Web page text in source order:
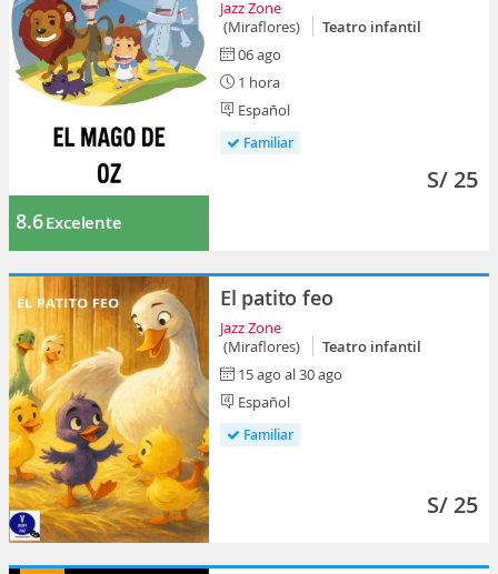
8.6Excelente
Jazz Zone
(Miraflores)
Teatro infantil
06 ago
1 hora
Español
Familiar
S/ 25
El patito feo
Jazz Zone
(Miraflores)
Teatro infantil
15 ago al 30 ago
Español
Familiar
S/ 25